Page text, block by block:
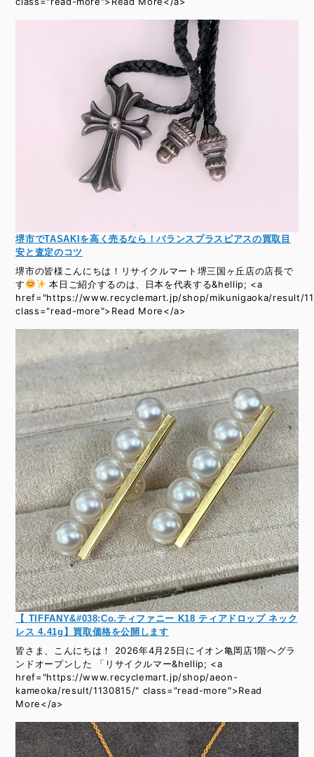
堺市でTASAKIを高く売るなら！バランスプラスピアスの買取目
安と査定のコツ
堺市の皆様こんにちは！リサイクルマート堺三国ヶ丘店の店長で
す
本日ご紹介するのは、日本を代表する&hellip; <a
href="https://www.recyclemart.jp/shop/mikunigaoka/result/
class="read-more">Read More</a>
【 TIFFANY&#038;Co.ティファニー K18 ティアドロップ ネック
レス 4.41g】買取価格を公開します
皆さま、こんにちは！ 2026年4月25日にイオン亀岡店1階へグラ
ンドオープンした 「リサイクルマー&hellip; <a
href="https://www.recyclemart.jp/shop/aeon-
kameoka/result/1130815/" class="read-more">Read
More</a>